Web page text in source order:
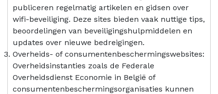
publiceren regelmatig artikelen en gidsen over
wifi-beveiliging. Deze sites bieden vaak nuttige tips,
beoordelingen van beveiligingshulpmiddelen en
updates over nieuwe bedreigingen.
Overheids- of consumentenbeschermingswebsites:
Overheidsinstanties zoals de Federale
Overheidsdienst Economie in België of
consumentenbeschermingsorganisaties kunnen